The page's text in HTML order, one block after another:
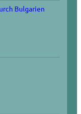
Bulgarien